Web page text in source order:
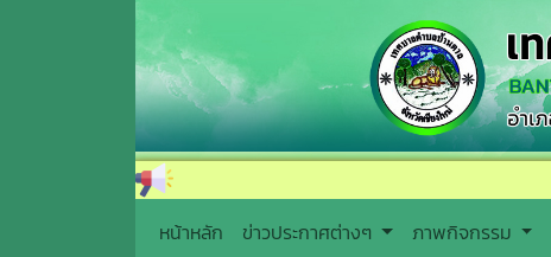
หน้าหลัก ข่าวประกาศต่างๆ ภาพกิจกรรม